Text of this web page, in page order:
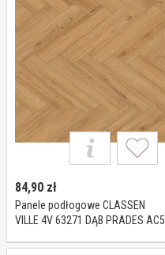
84,90 zł
Panele podłogowe CLASSEN
VILLE 4V 63271 DĄB PRADES AC5